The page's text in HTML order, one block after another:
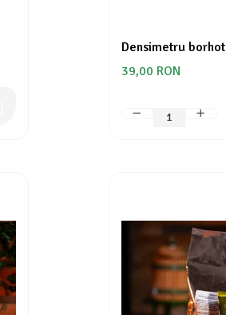
Densimetru borhot
39,00 RON